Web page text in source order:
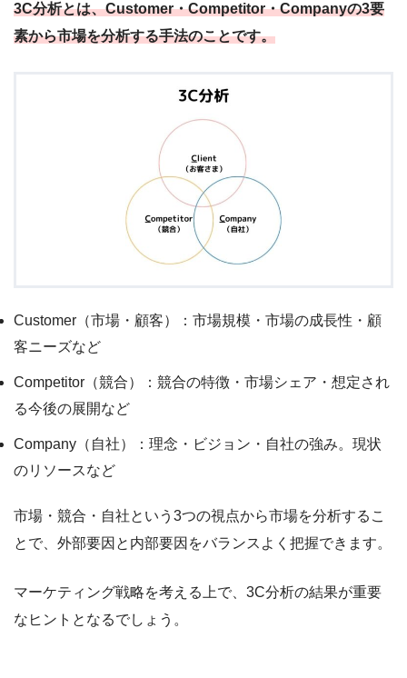
3C分析とは、Customer・Competitor・Companyの3要
素から市場を分析する手法のことです。
Customer（市場・顧客）：市場規模・市場の成長性・顧
客ニーズなど
Competitor（競合）：競合の特徴・市場シェア・想定され
る今後の展開など
Company（自社）：理念・ビジョン・自社の強み。現状
のリソースなど
市場・競合・自社という3つの視点から市場を分析するこ
とで、外部要因と内部要因をバランスよく把握できます。
マーケティング戦略を考える上で、3C分析の結果が重要
なヒントとなるでしょう。